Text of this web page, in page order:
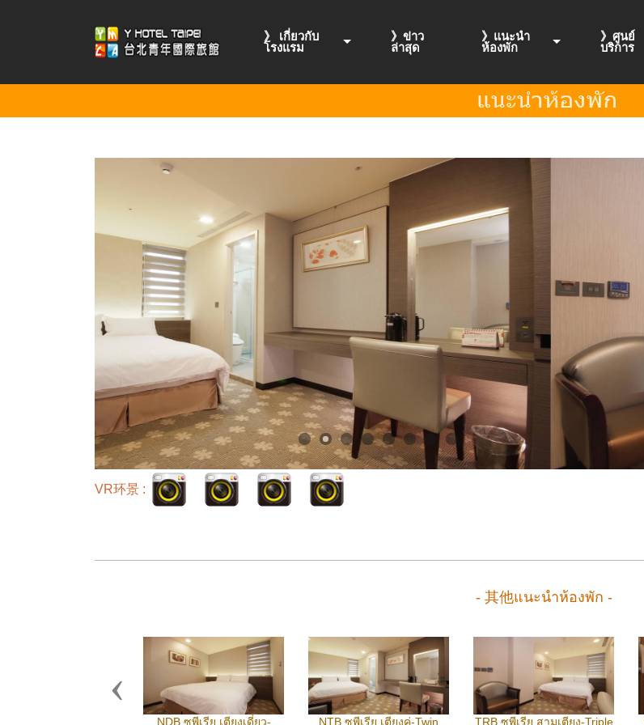
》 เกี่ยวกับ
โรงแรม
》ข่าว
ล่าสุด
》แนะนำ
ห้องพัก
》ศูนย์
บริการ
VR环景 :
- 其他แนะนำห้องพัก -
NDB ซูพีเรีย เตียงเดี่ยว- NTB ซูพีเรีย เตียงคู่-Twin TRB ซูพีเรีย สามเตียง-Triple
Previous